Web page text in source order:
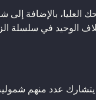
بالإضافة إلى
الوحيد في سلسلة
عدد منهم